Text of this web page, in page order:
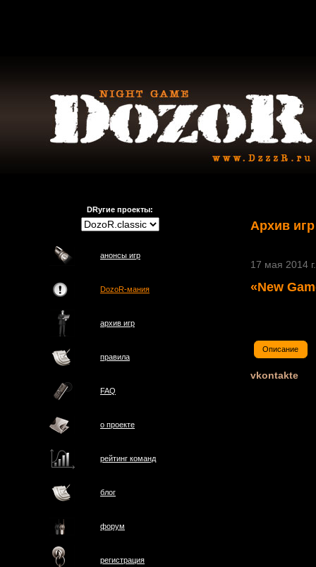
DRугие проекты:
анонсы игр
DozoR-мания
архив игр
правила
FAQ
о проектe
рейтинг команд
блог
форум
регистрация
Архив игр
17 мая 2014 г.
«New
Описание
vkontakte